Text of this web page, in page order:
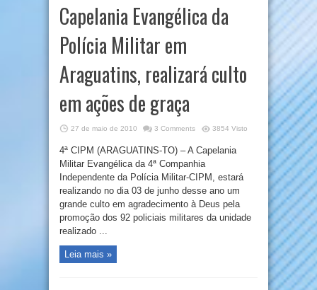
Capelania Evangélica da
Polícia Militar em
Araguatins, realizará culto
em ações de graça
27 de maio de 2010 3 Comments 3854 Visto
4ª CIPM (ARAGUATINS-TO) – A Capelania
Militar Evangélica da 4ª Companhia
Independente da Polícia Militar-CIPM, estará
realizando no dia 03 de junho desse ano um
grande culto em agradecimento à Deus pela
promoção dos 92 policiais militares da unidade
realizado ...
Leia mais »